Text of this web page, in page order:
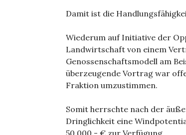
Damit ist die
Wiederum auf Initiative der
Landwirtschaft von einem
Genossenschaftsmodell am
überzeugende Vortrag war
Fraktion umzustimmen.
Somit herrschte nach der
Dringlichkeit eine
50.000,- € zur Verfügung.